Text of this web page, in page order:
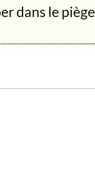
dans le